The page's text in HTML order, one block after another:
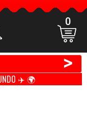
0
>
✈️ 🌍